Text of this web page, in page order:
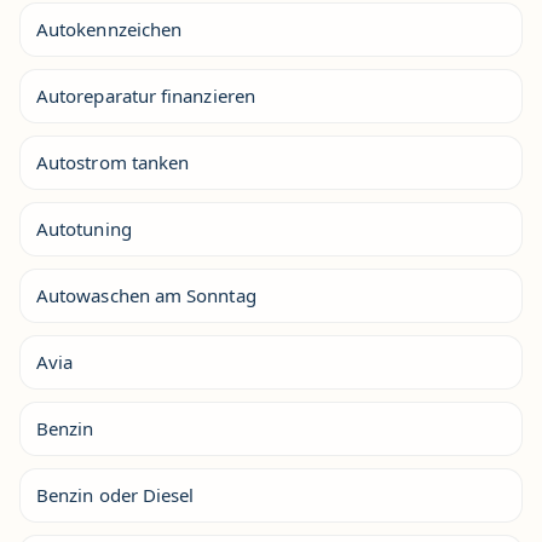
Autokennzeichen
Autoreparatur finanzieren
Autostrom tanken
Autotuning
Autowaschen am Sonntag
Avia
Benzin
Benzin oder Diesel